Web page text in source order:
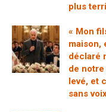
plus
« Mon
maison,
déclaré
de notre
levé, et
sans